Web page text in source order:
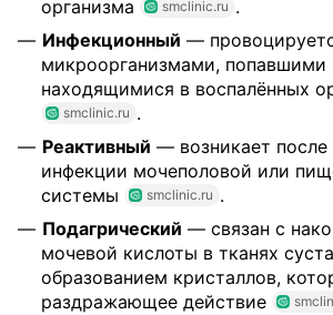
организма smclinic.ru .
Инфекционный —
микроорганизмами, попавшими
находящимися в воспалённых
smclinic.ru .
Реактивный — возникает после
инфекции мочеполовой или
системы
smclinic.ru .
Подагрический — связан с
мочевой кислоты в тканях
образованием кристаллов,
раздражающее действие